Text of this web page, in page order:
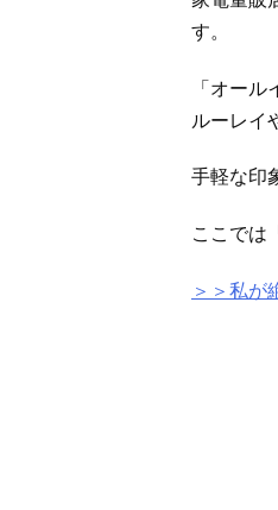
す。
「オー
ルーレイ
手軽な印
ここでは
＞＞私が